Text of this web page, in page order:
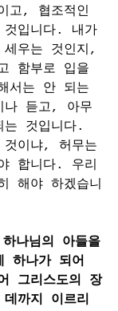
고, 협조적인
것입니다. 내가
우는 것인지,
함부로 입을
서는 안 되는
나 듣고, 아무
것입니다.
이냐, 허무는
합니다. 우리
해야 하겠습니
나님의 아들을
하나가 되어
그리스도의 장
까지 이르리